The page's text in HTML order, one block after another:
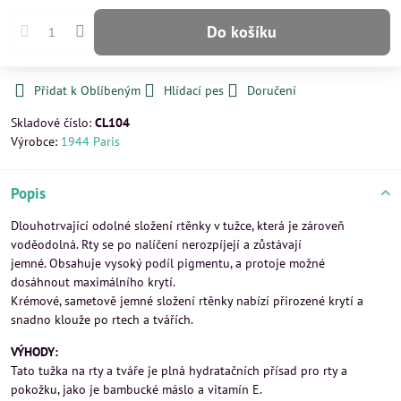
Do košíku
Přidat k Oblíbeným Hlídací pes
Doručení
Skladové číslo: CL104
Výrobce: 1944 Paris
Popis
Dlouhotrvající odolné složení rtěnky v tužce, která je zároveň
voděodolná. Rty se po nalíčení nerozpíjejí a zůstávají
jemné. Obsahuje vysoký podíl pigmentu, a protoje možné
dosáhnout maximálního krytí.
Krémové, sametově jemné složení rtěnky nabízí přirozené krytí a
snadno klouže po rtech a tvářích.
VÝHODY:
Tato tužka na rty a tváře je plná hydratačních přísad pro rty a
pokožku, jako je bambucké máslo a vitamín E.